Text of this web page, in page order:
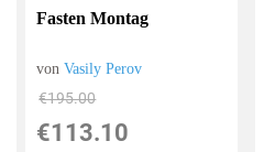
Fasten Montag
vonVasily Perov
€195.00
€113.10